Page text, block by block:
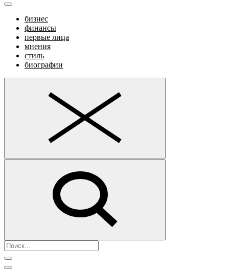
бизнес
финансы
первые лица
мнения
стиль
биографии